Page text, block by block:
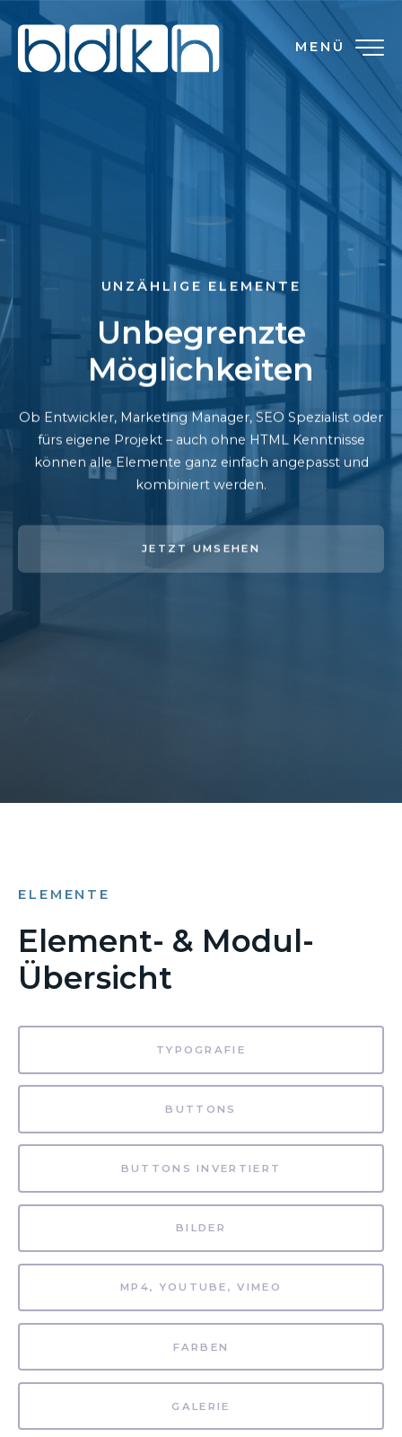
MENÜ
UNZÄHLIGE ELEMENTE
Unbegrenzte
Möglichkeiten
Ob Entwickler, Marketing Manager, SEO Spezialist oder
fürs eigene Projekt – auch ohne HTML Kenntnisse
können alle Elemente ganz einfach angepasst und
kombiniert werden.
JETZT UMSEHEN
ELEMENTE
Element- & Modul-
Übersicht
TYPOGRAFIE
BUTTONS
BUTTONS INVERTIERT
BILDER
MP4, YOUTUBE, VIMEO
FARBEN
GALERIE